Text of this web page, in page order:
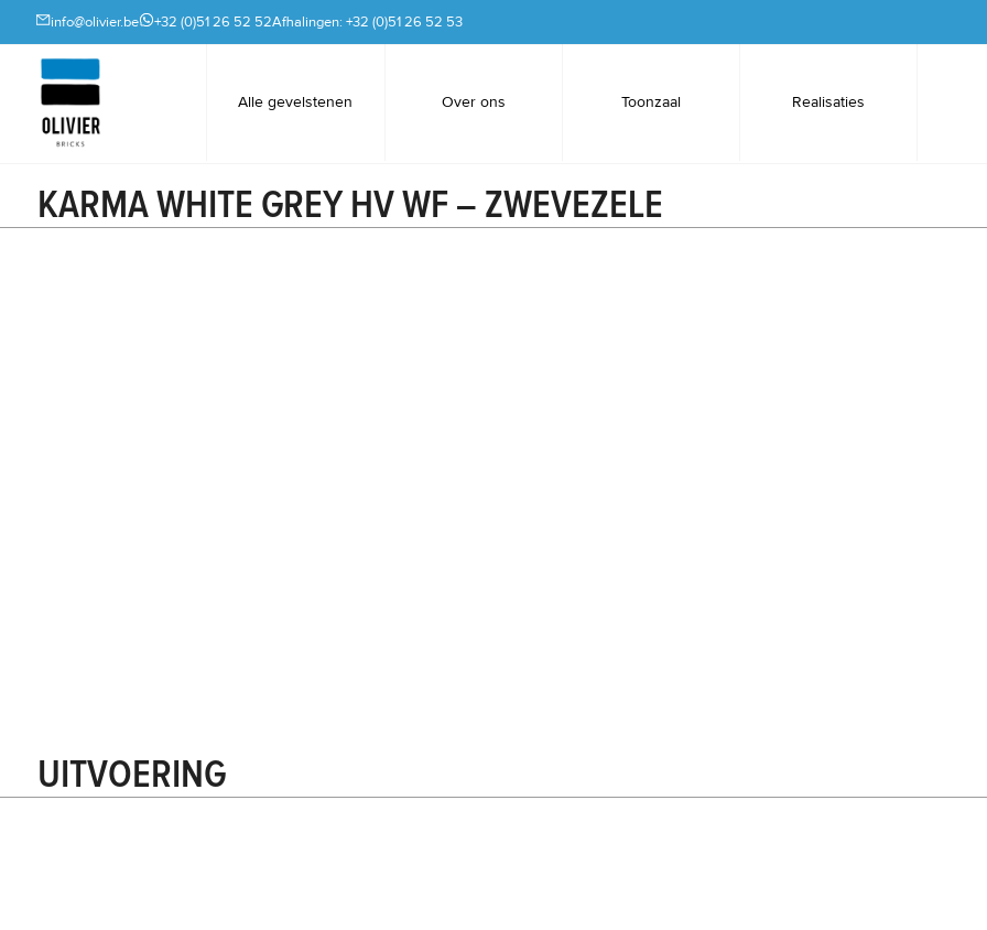
info@olivier.be +32 (0)51 26 52 52Afhalingen: +32 (0)51 26 52 53
Alle gevelstenen Over ons Toonzaal Realisaties
KARMA WHITE GREY HV WF – ZWEVEZELE
UITVOERING